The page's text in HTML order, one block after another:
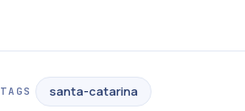
TAGS santa-catarina